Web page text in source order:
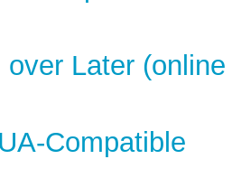
over Later
Compatible